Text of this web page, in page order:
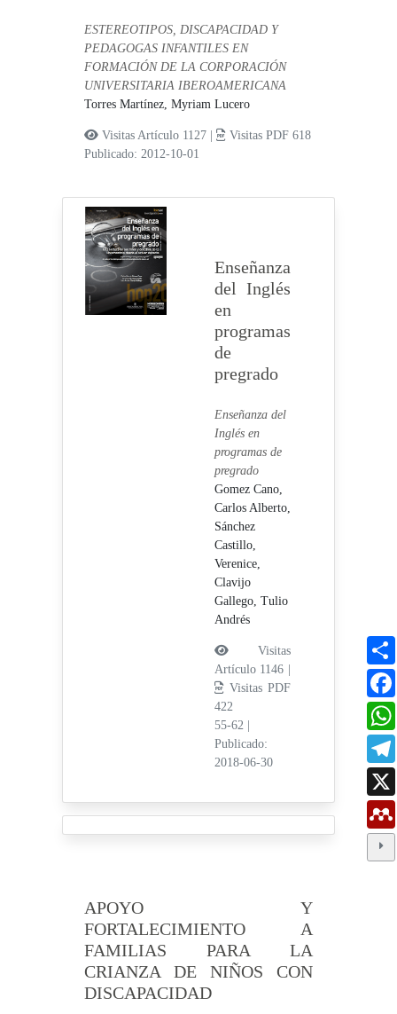
ESTEREOTIPOS, DISCAPACIDAD Y
PEDAGOGAS INFANTILES EN
FORMACIÓN DE LA CORPORACIÓN
UNIVERSITARIA IBEROAMERICANA
Torres Martínez, Myriam Lucero
Visitas Artículo 1127 |
Visitas PDF 618
Publicado: 2012-10-01
Enseñanza
del Inglés
en
programas
de
pregrado
Enseñanza del
Inglés en
programas de
pregrado
Gomez Cano,
Carlos Alberto,
Sánchez
Castillo,
Verenice,
Clavijo
Gallego, Tulio
Andrés
Visitas
Artículo 1146 |
Visitas PDF
422
55-62
Publicado:
2018-06-30
APOYO Y
FORTALECIMIENTO A
FAMILIAS PARA LA
CRIANZA DE NIÑOS CON
DISCAPACIDAD